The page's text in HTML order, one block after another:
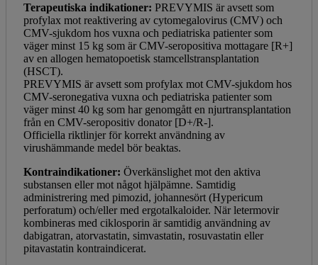
Terapeutiska indikationer: PREVYMIS är avsett som
profylax mot reaktivering av cytomegalovirus (CMV) och
CMV-sjukdom hos vuxna och pediatriska patienter som
väger minst 15 kg som är CMV-seropositiva mottagare [R+]
av en allogen hematopoetisk stamcellstransplantation
(HSCT).
PREVYMIS är avsett som profylax mot CMV-sjukdom hos
CMV-seronegativa vuxna och pediatriska patienter som
väger minst 40 kg som har genomgått en njurtransplantation
från en CMV-seropositiv donator [D+/R-].
Officiella riktlinjer för korrekt användning av
virushämmande medel bör beaktas.
Kontraindikationer: Överkänslighet mot den aktiva
substansen eller mot något hjälpämne. Samtidig
administrering med pimozid, johannesört (Hypericum
perforatum) och/eller med ergotalkaloider. När letermovir
kombineras med ciklosporin är samtidig användning av
dabigatran, atorvastatin, simvastatin, rosuvastatin eller
pitavastatin kontraindicerat.